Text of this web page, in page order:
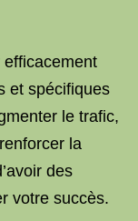
et spécifiques
le trafic,
la
des
votre succès.